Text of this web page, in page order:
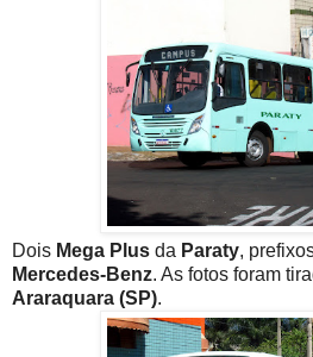
Dois Mega Plus da Paraty,
Mercedes-Benz. As fotos foram
Araraquara (SP).